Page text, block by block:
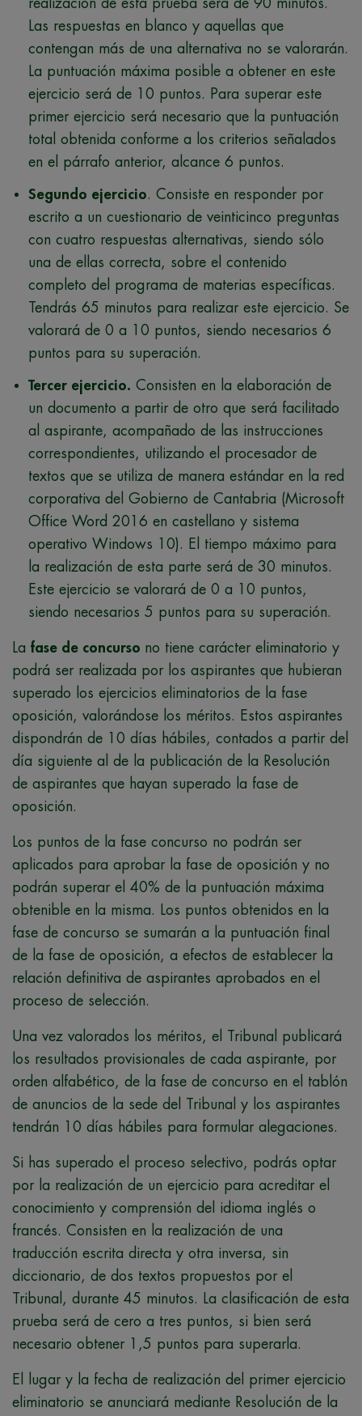
realización de esta prueba será de 90 minutos.
Las respuestas en blanco y aquellas que
contengan más de una alternativa no se valorarán.
La puntuación máxima posible a obtener en este
ejercicio será de 10 puntos. Para superar este
primer ejercicio será necesario que la puntuación
total obtenida conforme a los criterios señalados
en el párrafo anterior, alcance 6 puntos.
Segundo ejercicio. Consiste en responder por
escrito a un cuestionario de veinticinco preguntas
con cuatro respuestas alternativas, siendo sólo
una de ellas correcta, sobre el contenido
completo del programa de materias específicas.
Tendrás 65 minutos para realizar este ejercicio. Se
valorará de 0 a 10 puntos, siendo necesarios 6
puntos para su superación.
Tercer ejercicio. Consisten en la elaboración de
un documento a partir de otro que será facilitado
al aspirante, acompañado de las instrucciones
correspondientes, utilizando el procesador de
textos que se utiliza de manera estándar en la red
corporativa del Gobierno de Cantabria (Microsoft
Office Word 2016 en castellano y sistema
operativo Windows 10). El tiempo máximo para
la realización de esta parte será de 30 minutos.
Este ejercicio se valorará de 0 a 10 puntos,
siendo necesarios 5 puntos para su superación.
La fase de concurso no tiene carácter eliminatorio y
podrá ser realizada por los aspirantes que hubieran
superado los ejercicios eliminatorios de la fase
oposición, valorándose los méritos. Estos aspirantes
dispondrán de 10 días hábiles, contados a partir del
día siguiente al de la publicación de la Resolución
de aspirantes que hayan superado la fase de
oposición.
Los puntos de la fase concurso no podrán ser
aplicados para aprobar la fase de oposición y no
podrán superar el 40% de la puntuación máxima
obtenible en la misma. Los puntos obtenidos en la
fase de concurso se sumarán a la puntuación final
de la fase de oposición, a efectos de establecer la
relación definitiva de aspirantes aprobados en el
proceso de selección.
Una vez valorados los méritos, el Tribunal publicará
los resultados provisionales de cada aspirante, por
orden alfabético, de la fase de concurso en el tablón
de anuncios de la sede del Tribunal y los aspirantes
tendrán 10 días hábiles para formular alegaciones.
Si has superado el proceso selectivo, podrás optar
por la realización de un ejercicio para acreditar el
conocimiento y comprensión del idioma inglés o
francés. Consisten en la realización de una
traducción escrita directa y otra inversa, sin
diccionario, de dos textos propuestos por el
Tribunal, durante 45 minutos. La clasificación de esta
prueba será de cero a tres puntos, si bien será
necesario obtener 1,5 puntos para superarla.
El lugar y la fecha de realización del primer ejercicio
eliminatorio se anunciará mediante Resolución de la